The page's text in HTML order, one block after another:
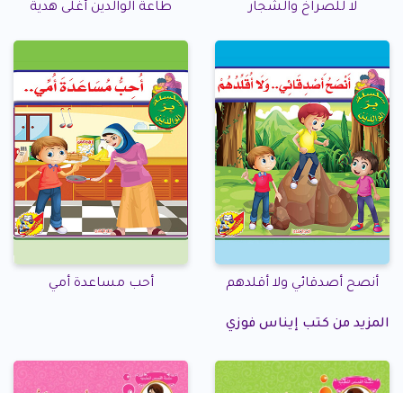
لا للصراخ والشجار طاعة الوالدين أغلى هدية
أنصح أصدقائي ولا أقلدهم أحب مساعدة أمي
المزيد من كتب إيناس فوزي